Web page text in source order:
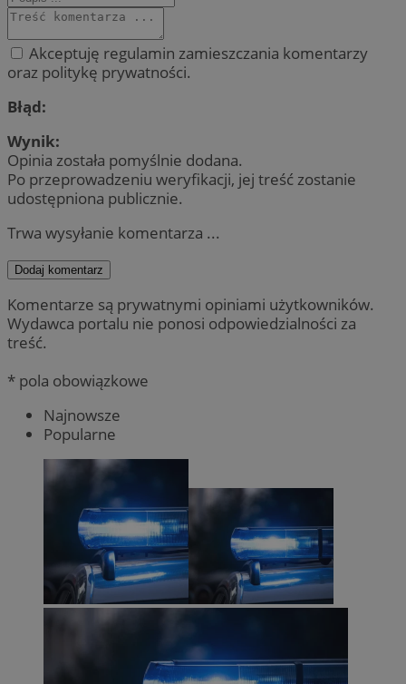
Akceptuję regulamin zamieszczania komentarzy
oraz politykę prywatności.
Błąd:
Wynik:
Opinia została pomyślnie dodana.
Po przeprowadzeniu weryfikacji, jej treść zostanie
udostępniona publicznie.
Trwa wysyłanie komentarza ...
Dodaj komentarz
Komentarze są prywatnymi opiniami użytkowników.
Wydawca portalu nie ponosi odpowiedzialności za
treść.
* pola obowiązkowe
Najnowsze
Popularne